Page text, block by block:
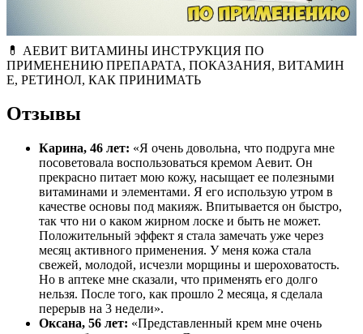
💊 АЕВИТ ВИТАМИНЫ ИНСТРУКЦИЯ ПО
ПРИМЕНЕНИЮ ПРЕПАРАТА, ПОКАЗАНИЯ, ВИТАМИН
Е, РЕТИНОЛ, КАК ПРИНИМАТЬ
Отзывы
Карина, 46 лет: «Я очень довольна, что подруга мне
посоветовала воспользоваться кремом Аевит. Он
прекрасно питает мою кожу, насыщает ее полезными
витаминами и элементами. Я его использую утром в
качестве основы под макияж. Впитывается он быстро,
так что ни о каком жирном лоске и быть не может.
Положительный эффект я стала замечать уже через
месяц активного применения. У меня кожа стала
свежей, молодой, исчезли морщины и шероховатость.
Но в аптеке мне сказали, что применять его долго
нельзя. После того, как прошло 2 месяца, я сделала
перерыв на 3 недели».
Оксана, 56 лет: «Представленный крем мне очень